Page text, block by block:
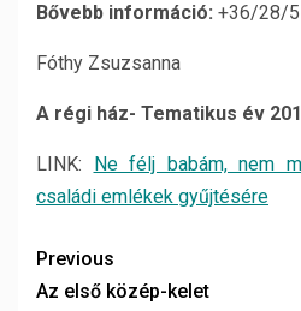
Bővebb információ: +36/28/
Fóthy Zsuzsanna
A régi ház- Tematikus év
LINK:
Ne félj babám, nem
családi emlékek gyűjtésére
Previous
Az első közép-kelet